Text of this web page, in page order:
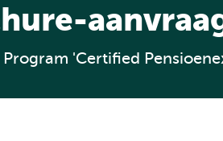
Program 'Certified